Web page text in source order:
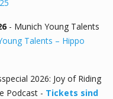
- Munich Young Talents
Talents – Hippo
2026: Joy of Riding
Podcast - Tickets sind